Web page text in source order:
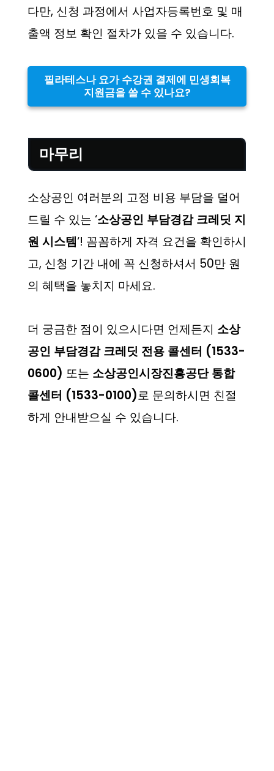
다만, 신청 과정에서 사업자등록번호 및 매
출액 정보 확인 절차가 있을 수 있습니다.
필라테스나 요가 수강권 결제에 민생회복
지원금을 쓸 수 있나요?
마무리
소상공인 여러분의 고정 비용 부담을 덜어
드릴 수 있는 ‘소상공인 부담경감 크레딧 지
원 시스템‘! 꼼꼼하게 자격 요건을 확인하시
고, 신청 기간 내에 꼭 신청하셔서 50만 원
의 혜택을 놓치지 마세요.
더 궁금한 점이 있으시다면 언제든지 소상
공인 부담경감 크레딧 전용 콜센터 (1533-
0600) 또는 소상공인시장진흥공단 통합
콜센터 (1533-0100)로 문의하시면 친절
하게 안내받으실 수 있습니다.